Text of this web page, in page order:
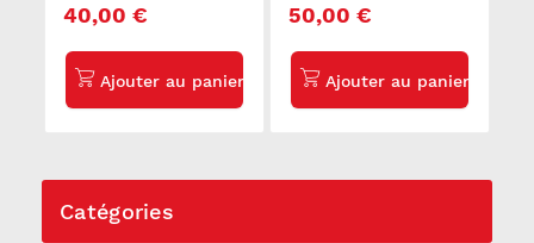
superieur avant
PANAMERA 1 970
40,00 €
superieur avant
SPRINTER 2
50,00 €
Catégories